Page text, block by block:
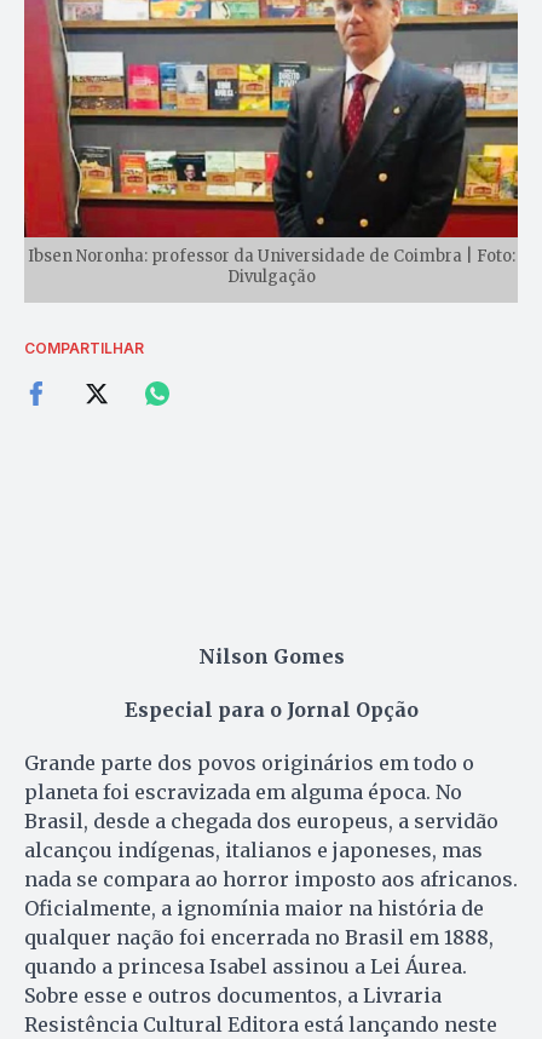
Ibsen Noronha: professor da Universidade de Coimbra | Foto:
Divulgação
COMPARTILHAR
Nilson Gomes
Especial para o Jornal Opção
Grande parte dos povos originários em todo o
planeta foi escravizada em alguma época. No
Brasil, desde a chegada dos europeus, a servidão
alcançou indígenas, italianos e japoneses, mas
nada se compara ao horror imposto aos africanos.
Oficialmente, a ignomínia maior na história de
qualquer nação foi encerrada no Brasil em 1888,
quando a princesa Isabel assinou a Lei Áurea.
Sobre esse e outros documentos, a Livraria
Resistência Cultural Editora está lançando neste